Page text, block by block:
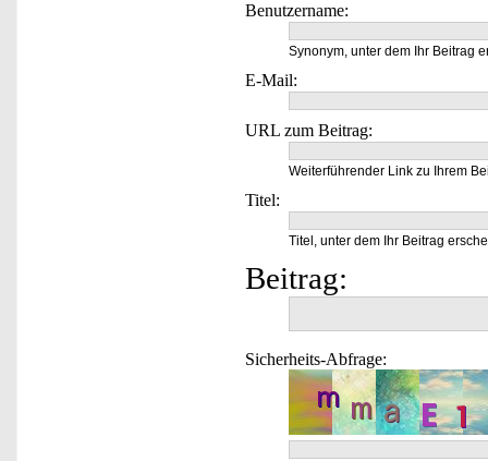
Benutzername:
Synonym, unter dem Ihr Beitrag
E-Mail:
URL zum Beitrag:
Weiterführender Link zu Ihrem
Titel:
Titel, unter dem Ihr Beitrag
Beitrag:
Sicherheits-Abfrage: